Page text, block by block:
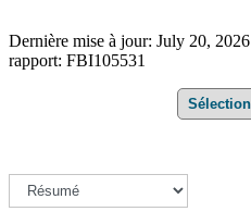
Dernière mise à jour: July 20,
rapport: FBI105531